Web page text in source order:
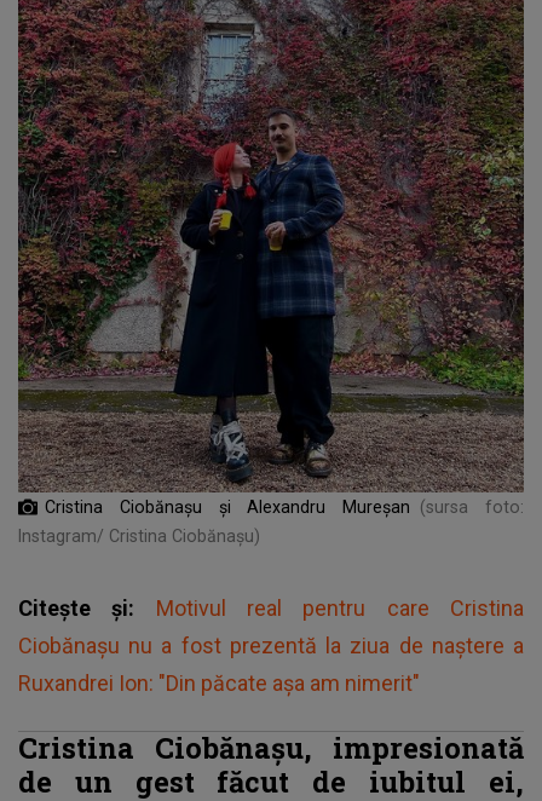
Cristina Ciobănașu și Alexandru Mureșan
(sursa foto:
Instagram/ Cristina Ciobănașu)
Citește și: Motivul real pentru care Cristina
Ciobănașu nu a fost prezentă la ziua de naștere a
Ruxandrei Ion: "Din păcate așa am nimerit"
Cristina Ciobănașu, impresionată
de un gest făcut de iubitul ei,